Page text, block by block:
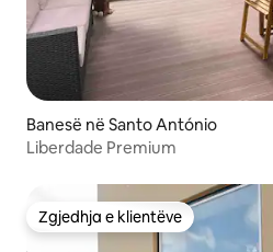
Banesë në Santo António
Liberdade Premium
Zgjedhja e klientëve
Zgjedhja e klientëve